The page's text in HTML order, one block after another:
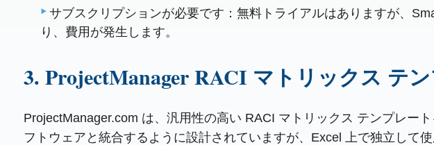
サブスクリプションが必要です：無料トライアルはありますが、
り、費用が発生します。
3. ProjectManager RACI マトリックス テ
ProjectManager.com は、汎用性の高い RACI マトリックス テンプレー
フトウェアと統合するように設計されていますが、Excel 上で独立して使